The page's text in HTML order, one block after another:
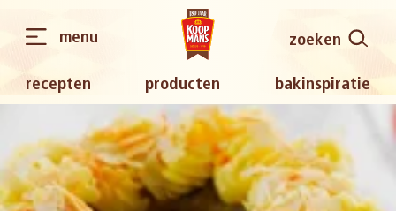
recepten producten bakinspiratie
zoeken
menu